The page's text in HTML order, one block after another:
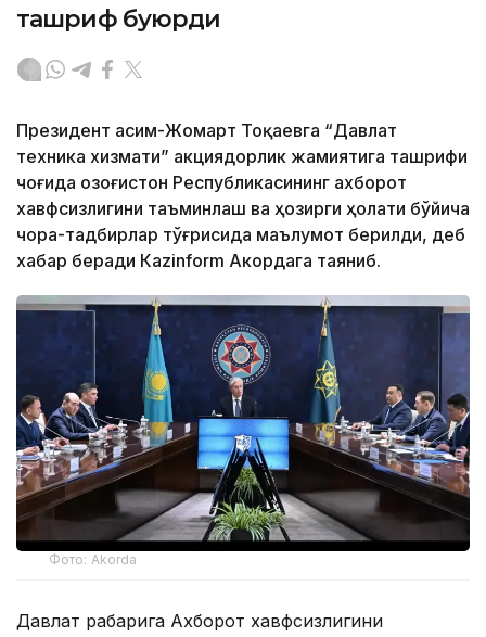
ташриф буюрди
Президент Қасим-Жомарт Тоқаевга “Давлат
техника хизмати” акциядорлик жамиятига ташрифи
чоғида Қозоғистон Республикасининг ахборот
хавфсизлигини таъминлаш ва ҳозирги ҳолати бўйича
чора-тадбирлар тўғрисида маълумот берилди, деб
хабар беради Каzinform Акордага таяниб.
Фото: Akorda
Давлат раҳбарига Ахборот хавфсизлигини